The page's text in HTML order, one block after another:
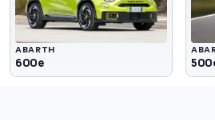
ABARTH
600e